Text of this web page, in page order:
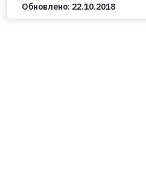
Обновлено: 22.10.2018